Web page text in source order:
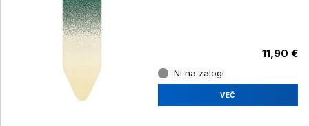
11,90 €
Ni na zalogi
VEČ